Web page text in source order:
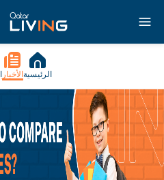
الرئيسية الأخبار